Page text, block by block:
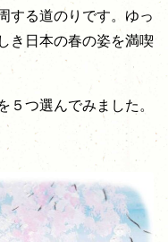
する道のりです。ゆっ
き日本の春の姿を満喫
５つ選んでみました。